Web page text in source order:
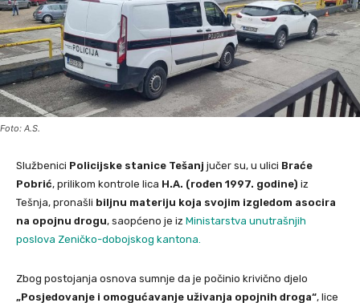
Foto: A.S.
Službenici Policijske stanice Tešanj jučer su, u ulici Braće
Pobrić, prilikom kontrole lica H.A. (rođen 1997. godine) iz
Tešnja, pronašli biljnu materiju koja svojim izgledom asocira
na opojnu drogu, saopćeno je iz Ministarstva unutrašnjih
poslova Zeničko-dobojskog kantona.
Zbog postojanja osnova sumnje da je počinio krivično djelo
„Posjedovanje i omogućavanje uživanja opojnih droga“, lice